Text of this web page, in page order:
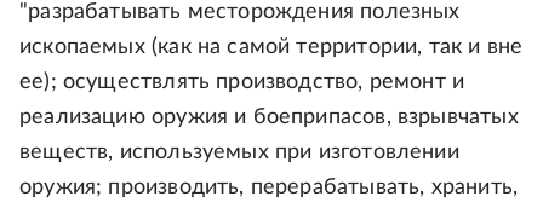
"разрабатывать месторождения полезных
ископаемых (как на самой территории, так и вне
ее); осуществлять производство, ремонт и
реализацию оружия и боеприпасов, взрывчатых
веществ, используемых при изготовлении
оружия; производить, перерабатывать, хранить,